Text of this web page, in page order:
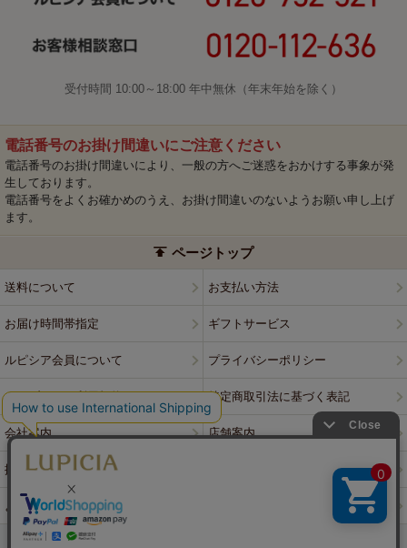
受付時間 10:00～18:00 年中無休（年末年始を除く）
電話番号のお掛け間違いにご注意ください
電話番号のお掛け間違いにより、一般の方へご迷惑をおかけする事象が発
生しております。
電話番号をよくお確かめのうえ、お掛け間違いのないようお願い申し上げ
ます。
ページトップ
送料について お支払い方法
お届け時間帯指定 ギフトサービス
ルピシア会員について プライバシーポリシー
ウェブサイト利用規約 特定商取引法に基づく表記
会社案内 店舗案内
採用情報
よくある質問